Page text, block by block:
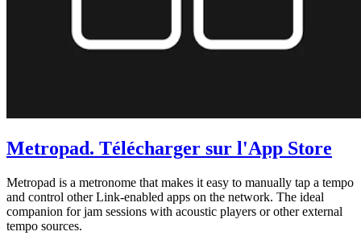
Metropad. Télécharger sur l'App Store
Metropad is a metronome that makes it easy to manually tap a tempo
and control other Link-enabled apps on the network. The ideal
companion for jam sessions with acoustic players or other external
tempo sources.